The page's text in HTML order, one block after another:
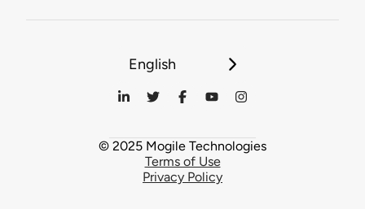
English
© 2025 Mogile Technologies
Terms of Use
Privacy Policy